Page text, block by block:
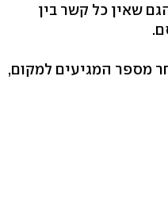
שאין כל קשר בין
מספר המגיעים למקום,